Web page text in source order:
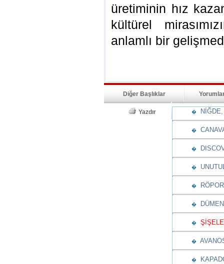
üretiminin hız
kültürel
anlamlı bir
Diğer Başlıklar
Yazdır �
�
�
�
�
�
�
�
�